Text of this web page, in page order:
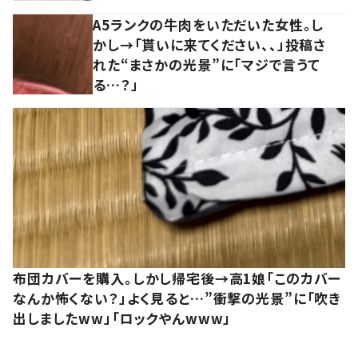
A5ランクの牛肉をいただいた女性。し
かし→「貰いに来てください、、」投稿さ
れた“まさかの光景”に「マジで言うて
る…？」
布団カバーを購入。しかし帰宅後→高1娘「このカバー
なんか怖くない？」よく見ると…”衝撃の光景”に「吹き
出しましたww」「ロックやんwww」